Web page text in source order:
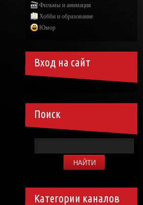
Фильмы и анимация
Хобби и образование
Юмор
Вход на сайт
Поиск
Категории каналов